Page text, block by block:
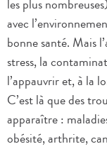
les plus
avec
bonne santé. Mais
stress, la
l’appauvrir et, à la
C’est là que des
apparaître :
obésité, arthrite,